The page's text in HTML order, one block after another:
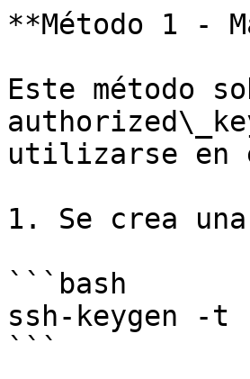
**Método 1 -
Este método
utilizarse en
1. Se crea
```bash
ssh-keygen -t
```